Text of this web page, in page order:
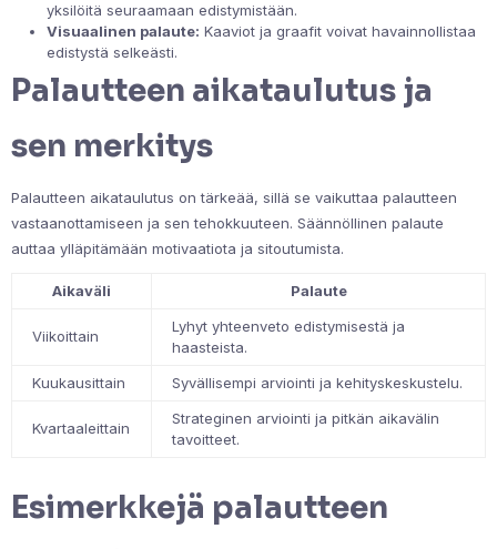
yksilöitä seuraamaan edistymistään.
Visuaalinen palaute: Kaaviot ja graafit voivat havainnollistaa
edistystä selkeästi.
Palautteen aikataulutus ja
sen merkitys
Palautteen aikataulutus on tärkeää, sillä se vaikuttaa palautteen
vastaanottamiseen ja sen tehokkuuteen. Säännöllinen palaute
auttaa ylläpitämään motivaatiota ja sitoutumista.
Aikaväli Palaute
Viikoittain
Lyhyt yhteenveto edistymisestä ja
haasteista.
Kuukausittain
Syvällisempi arviointi ja kehityskeskustelu.
Kvartaaleittain
Strateginen arviointi ja pitkän aikavälin
tavoitteet.
Esimerkkejä palautteen